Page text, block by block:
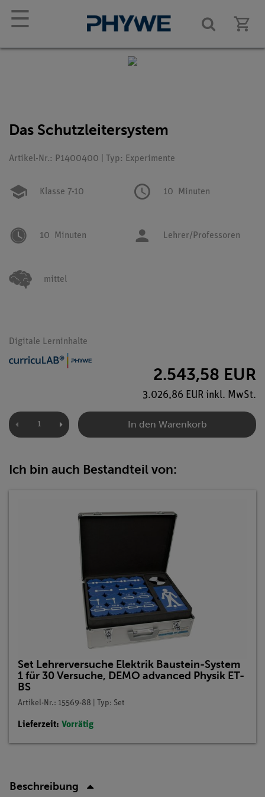
☰
Das Schutzleitersystem
Artikel-Nr.: P1400400 | Typ: Experimente
Klasse 7-10 10 Minuten
10 Minuten Lehrer/Professoren
mittel
Digitale Lerninhalte
2.543,58 EUR
3.026,86 EUR inkl. MwSt.
In den Warenkorb
Ich bin auch Bestandteil von:
Set Lehrerversuche Elektrik Baustein-System
1 für 30 Versuche, DEMO advanced Physik ET-
BS
Artikel-Nr.: 15569-88 | Typ: Set
Lieferzeit: Vorrätig
Beschreibung